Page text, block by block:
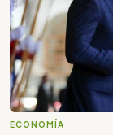
ECONOMÍA